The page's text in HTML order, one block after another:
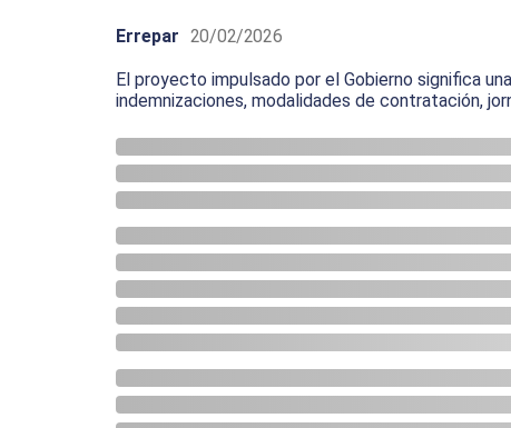
Errepar 20/02/2026
El proyecto impulsado por el Gobierno significa
indemnizaciones, modalidades de contratación,